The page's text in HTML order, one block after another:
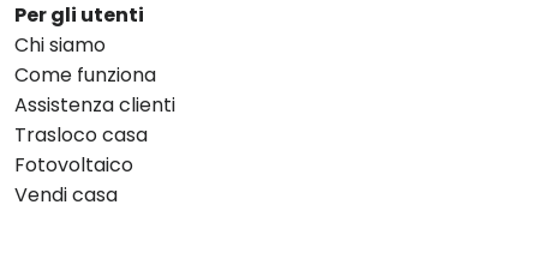
Per gli utenti
Chi siamo
Come funziona
Assistenza clienti
Trasloco casa
Fotovoltaico
Vendi casa